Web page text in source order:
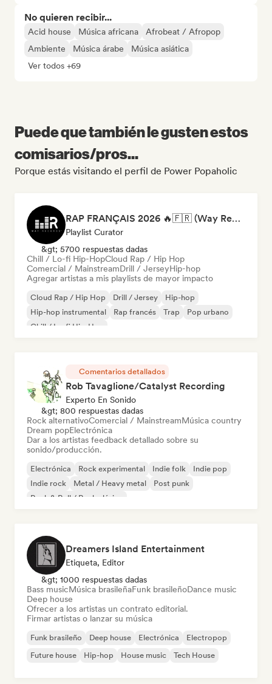
No quieren recibir...
Acid house Música africana
Afrobeat / Afropop
Ambiente
Música árabe
Música asiática
Ver todos +69
Puede que también le gusten estos
comisarios/pros...
Porque estás visitando el perfil de Power Popaholic
RAP FRANÇAIS 2026 🔥🇫🇷 (Way Records)
Playlist Curator
&gt; 5700 respuestas dadas
Chill / Lo-fi Hip-HopCloud Rap / Hip Hop
Comercial / MainstreamDrill / JerseyHip-hop
Agregar artistas a mis playlists de mayor impacto
Cloud Rap / Hip Hop Drill / Jersey
Hip-hop
Hip-hop instrumental
Rap francés Trap
Pop urbano
Chill / Lo-fi Hip-Hop
Comentarios detallados
Rob Tavaglione/Catalyst Recording
Experto En Sonido
&gt; 800 respuestas dadas
Rock alternativoComercial / MainstreamMúsica country
Dream popElectrónica
Dar a los artistas feedback detallado sobre su
sonido/producción.
Electrónica Rock experimental Indie folk
Indie pop
Indie rock
Metal / Heavy metal
Post punk
Rock & Roll / Rock clásico
Dreamers Island Entertainment
Etiqueta, Editor
&gt; 1000 respuestas dadas
Bass musicMúsica brasileñaFunk brasileñoDance music
Deep house
Ofrecer a los artistas un contrato editorial.
Firmar artistas o lanzar su música
Funk brasileño Deep house Electrónica
Electropop
Future house
Hip-hop House music Tech House